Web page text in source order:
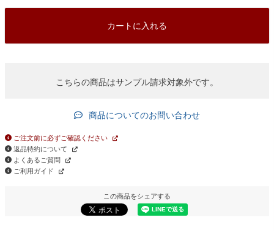
カートに入れる
こちらの商品はサンプル請求対象外です。
商品についてのお問い合わせ
ご注文前に必ずご確認ください
返品特約について
よくあるご質問
ご利用ガイド
この商品をシェアする